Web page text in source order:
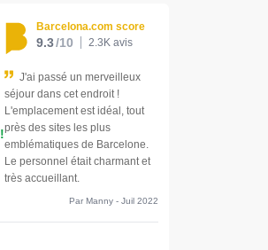
Barcelona.com score
9.3/10 2.3K avis
J'ai passé un merveilleux
séjour dans cet endroit !
L'emplacement est idéal, tout
près des sites les plus
emblématiques de Barcelone.
Le personnel était charmant et
très accueillant.
Par Manny - Juil 2022